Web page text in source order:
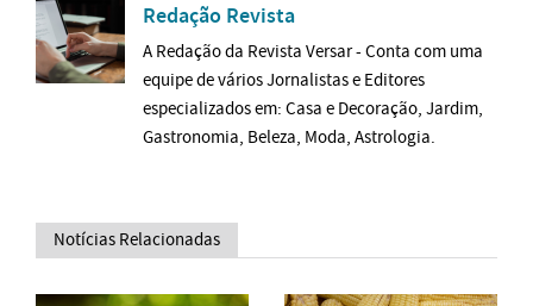
Redação Revista
A Redação da Revista Versar - Conta com uma
equipe de vários Jornalistas e Editores
especializados em: Casa e Decoração, Jardim,
Gastronomia, Beleza, Moda, Astrologia.
Notícias Relacionadas